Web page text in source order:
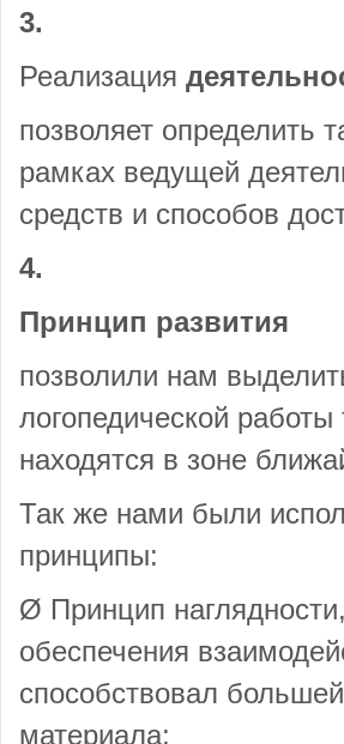
3.
Реализация
позволяет определить
рамках ведущей
средств и способов
4.
Принцип развития
позволили нам
логопедической
находятся в зоне
Так же нами были
принципы:
Ø Принцип
обеспечения
способствовал
материала;